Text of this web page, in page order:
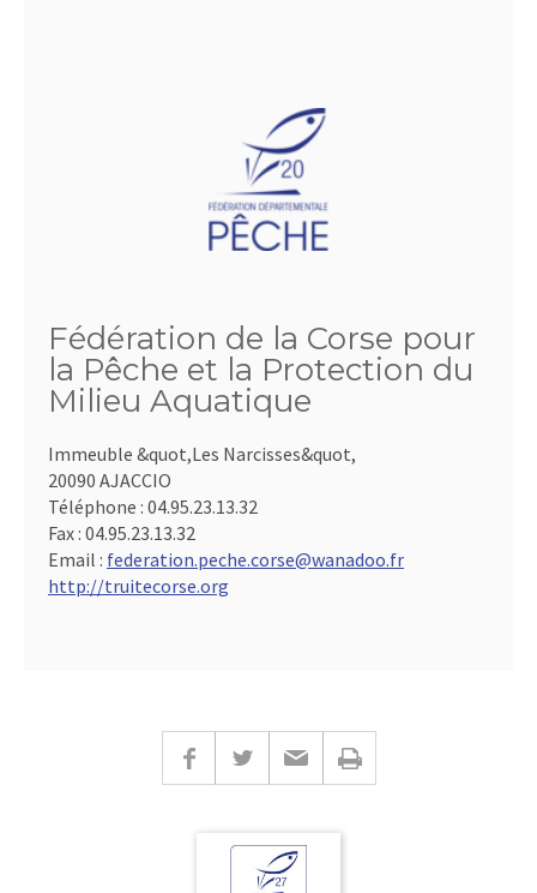
Fédération de la Corse pour
la Pêche et la Protection du
Milieu Aquatique
Immeuble &quot,Les Narcisses&quot,
20090 AJACCIO
Téléphone : 04.95.23.13.32
Fax : 04.95.23.13.32
Email : federation.peche.corse@wanadoo.fr
http://truitecorse.org